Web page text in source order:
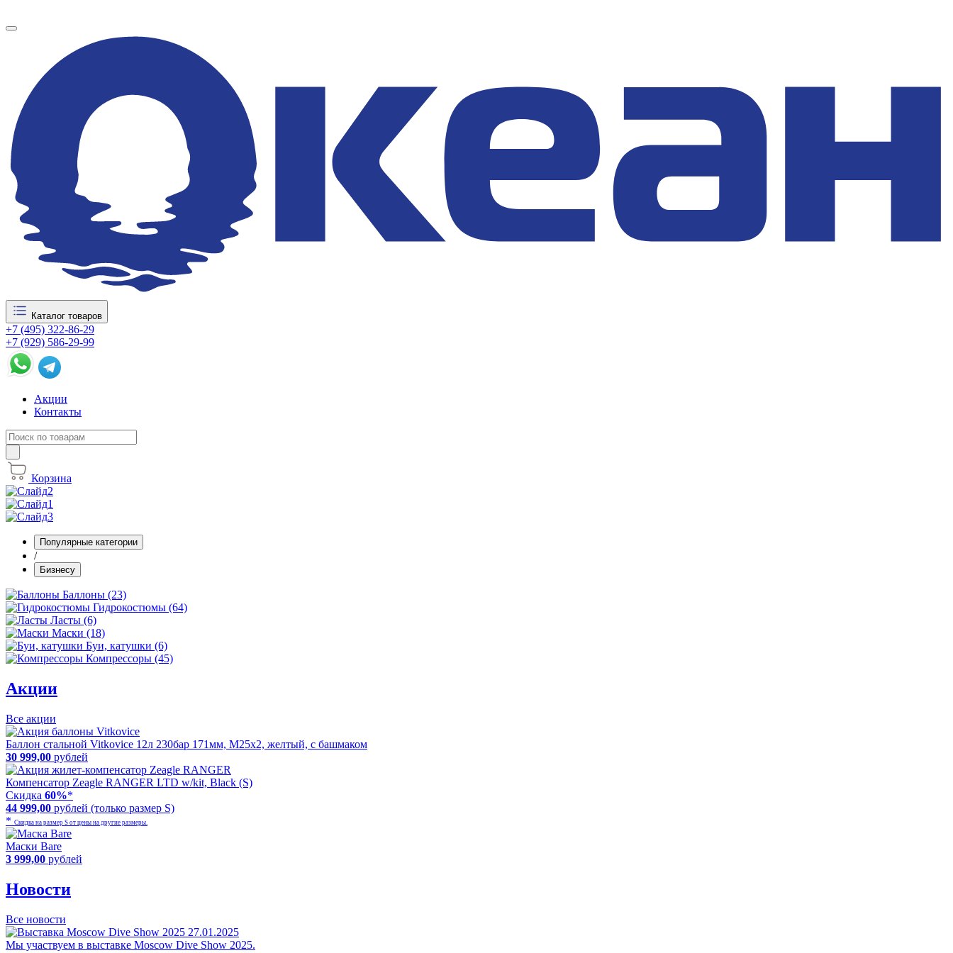
Каталог товаров
+7 (495) 322-86-29
+7 (929) 586-29-99
Акции
Контакты
Корзина
Популярные категории
/
Бизнесу
Баллоны (23)
Гидрокостюмы (64)
Ласты (6)
Маски (18)
Буи, катушки (6)
Компрессоры (45)
Акции
Все акции
Баллон стальной Vitkovice 12л 230бар 171мм, М25х2, желтый, с башмаком
30 999,00 рублей
Компенсатор Zeagle RANGER LTD w/kit, Black (S)
Скидка 60%*
44 999,00 рублей (только размер S)
* Скидка на размер S от цены на другие размеры.
Маски Bare
3 999,00 рублей
Новости
Все новости
27.01.2025
Мы участвуем в выставке Moscow Dive Show 2025.